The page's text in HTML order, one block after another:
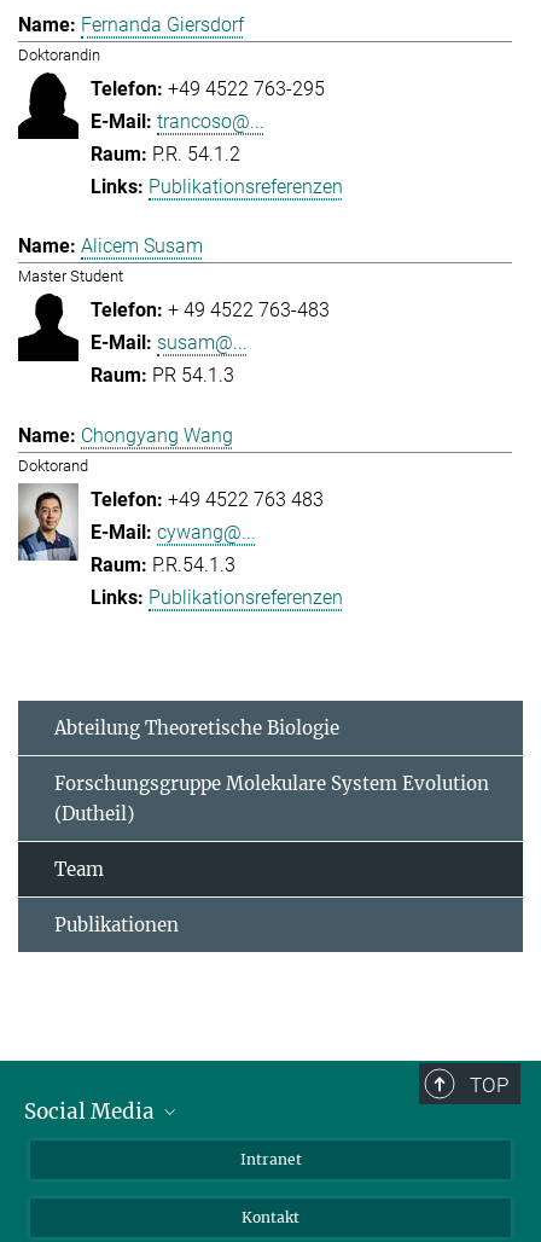
Fernanda Giersdorf
Doktorandin
+49 4522 763-295
trancoso@...
P.R. 54.1.2
Publikationsreferenzen
Alicem Susam
Master Student
+ 49 4522 763-483
susam@...
PR 54.1.3
Chongyang Wang
Doktorand
+49 4522 763 483
cywang@...
P.R.54.1.3
Publikationsreferenzen
Abteilung Theoretische Biologie
Forschungsgruppe Molekulare System Evolution
(Dutheil)
Team
Publikationen
TOP
Social Media
Intranet
Kontakt